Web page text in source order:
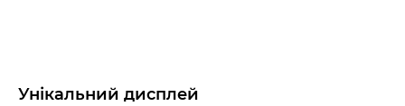
Унікальний дисплей